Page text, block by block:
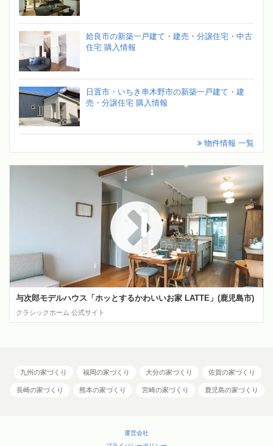
姶良市の新築一戸建て・建売・分譲住宅・中古
住宅 購入情報
日置市・いちき串木野市の新築一戸建て・建
売・分譲住宅 購入情報
物件情報 一覧
与次郎モデルハウス「ホッとするかわいいお家 LATTE」(鹿児島市)
クラシックホーム 公式サイト
九州の家づくり 福岡の家づくり 大分の家づくり 佐賀の家づくり
長崎の家づくり 熊本の家づくり 宮崎の家づくり 鹿児島の家づくり
運営会社